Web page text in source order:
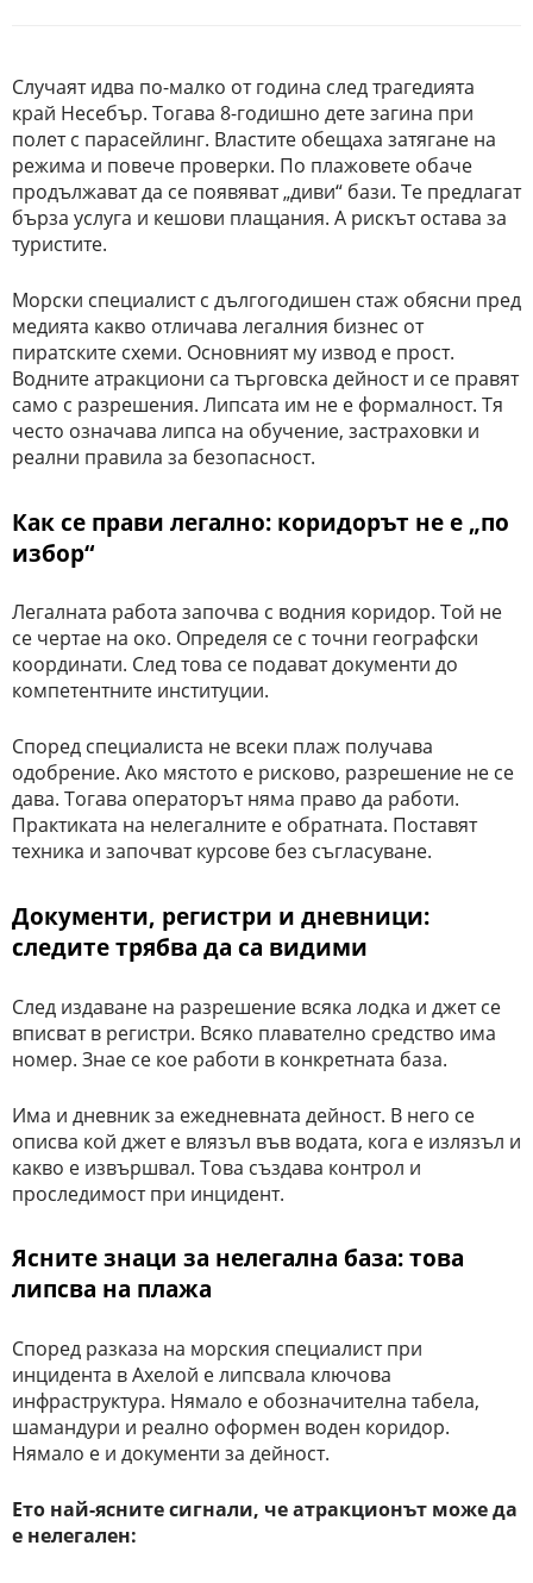
Случаят идва по-малко от година след трагедията
край Несебър. Тогава 8-годишно дете загина при
полет с парасейлинг. Властите обещаха затягане на
режима и повече проверки. По плажовете обаче
продължават да се появяват „диви“ бази. Те предлагат
бърза услуга и кешови плащания. А рискът остава за
туристите.
Морски специалист с дългогодишен стаж обясни пред
медията какво отличава легалния бизнес от
пиратските схеми. Основният му извод е прост.
Водните атракциони са търговска дейност и се правят
само с разрешения. Липсата им не е формалност. Тя
често означава липса на обучение, застраховки и
реални правила за безопасност.
Как се прави легално: коридорът не е „по
избор“
Легалната работа започва с водния коридор. Той не
се чертае на око. Определя се с точни географски
координати. След това се подават документи до
компетентните институции.
Според специалиста не всеки плаж получава
одобрение. Ако мястото е рисково, разрешение не се
дава. Тогава операторът няма право да работи.
Практиката на нелегалните е обратната. Поставят
техника и започват курсове без съгласуване.
Документи, регистри и дневници:
следите трябва да са видими
След издаване на разрешение всяка лодка и джет се
вписват в регистри. Всяко плавателно средство има
номер. Знае се кое работи в конкретната база.
Има и дневник за ежедневната дейност. В него се
описва кой джет е влязъл във водата, кога е излязъл и
какво е извършвал. Това създава контрол и
проследимост при инцидент.
Ясните знаци за нелегална база: това
липсва на плажа
Според разказа на морския специалист при
инцидента в Ахелой е липсвала ключова
инфраструктура. Нямало е обозначителна табела,
шамандури и реално оформен воден коридор.
Нямало е и документи за дейност.
Ето най-ясните сигнали, че атракционът може да
е нелегален: